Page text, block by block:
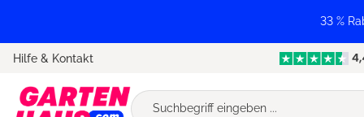
33 %
Hilfe & Kontakt